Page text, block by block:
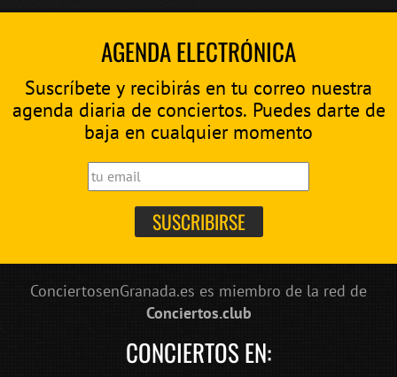
AGENDA ELECTRÓNICA
Suscríbete y recibirás en tu correo nuestra
agenda diaria de conciertos. Puedes darte de
baja en cualquier momento
ConciertosenGranada.es es miembro de la red de
Conciertos.club
CONCIERTOS EN: